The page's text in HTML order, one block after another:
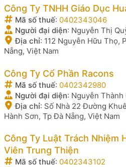
Công Ty TNHH Giáo Dục
Mã số thuế: 0402343046
Người đại diện: Nguyễn Thị
Địa chỉ: 112 Nguyễn Hữu Thọ,
Nẵng, Việt Nam
Công Ty Cổ Phần Racons
Mã số thuế: 0402342980
Người đại diện: Nguyễn Thành
Địa chỉ: Số Nhà 22 Đường
Hành Sơn, Tp Đà Nẵng, Việt Nam
Công Ty Luật Trách Nhiệm
Viên Trung Thiện
Mã số thuế: 0402343102